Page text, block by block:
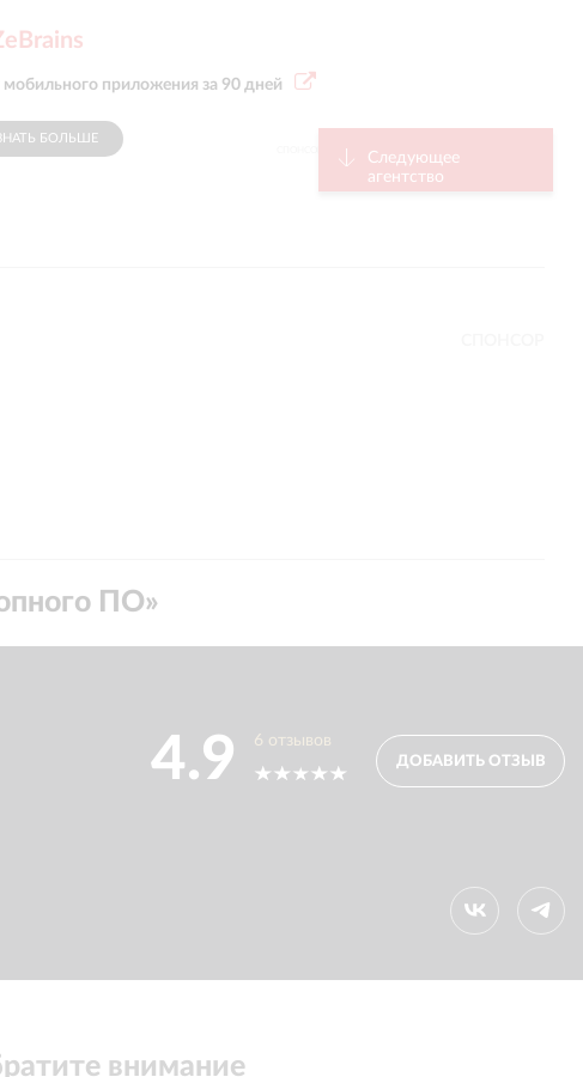
мобильного приложения за 90 дней
БОЛЬШЕ
Следующее
агентство
ПО»
4.9 6 отзывов
ДОБАВИТЬ ОТЗЫВ
внимание